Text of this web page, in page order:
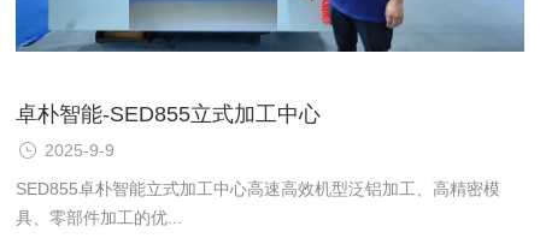
卓朴智能-SED855立式加工中心
2025-9-9
SED855卓朴智能立式加工中心高速高效机型泛铝加工、高精密模
具、零部件加工的优...